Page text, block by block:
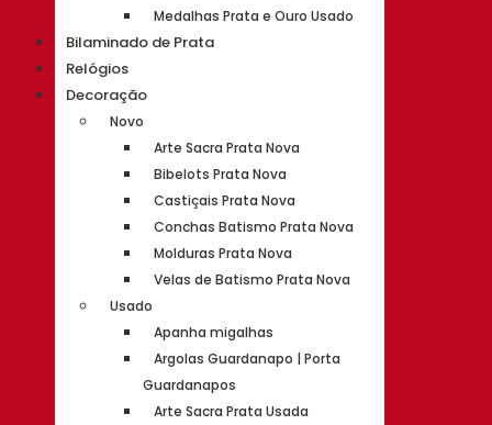
Medalhas Prata e Ouro Usado
Bilaminado de Prata
Relógios
Decoração
Novo
Arte Sacra Prata Nova
Bibelots Prata Nova
Castiçais Prata Nova
Conchas Batismo Prata Nova
Molduras Prata Nova
Velas de Batismo Prata Nova
Usado
Apanha migalhas
Argolas Guardanapo | Porta
Guardanapos
Arte Sacra Prata Usada